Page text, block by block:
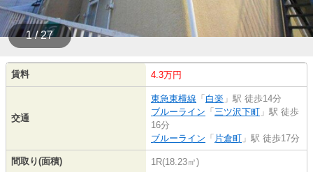
1 / 27
賃料 4.3万円
交通
東急東横線 「 白楽 」駅 徒歩14分
ブルーライン 「 三ツ沢下町 」駅 徒歩
16分
ブルーライン 「 片倉町 」駅 徒歩17分
間取り(面積) 1R(18.23㎡)